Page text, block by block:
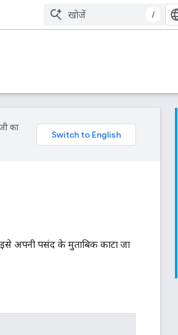
/
का
अपनी पसंद के मुताबिक काटा जा